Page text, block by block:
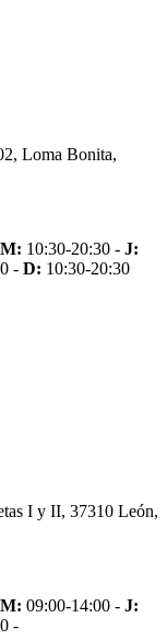
Loma Bonita,
M: 10:30-20:30 - J:
- D: 10:30-20:30
I y II, 37310 León,
M: 09:00-14:00 - J:
-